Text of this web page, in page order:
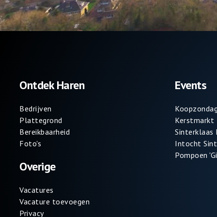
Ontdek Haren
Bedrijven
Plattegrond
Bereikbaarheid
Foto's
Overige
Vacatures
Vacature toevoegen
Privacy
Events
Kerstmarkt
Sinterklaas
Intocht
Pompoen